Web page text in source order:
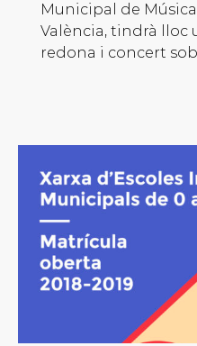
Municipal de
València, tindrà lloc
redona i concert